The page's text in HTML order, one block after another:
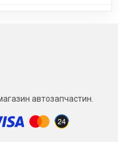
автозапчастин.